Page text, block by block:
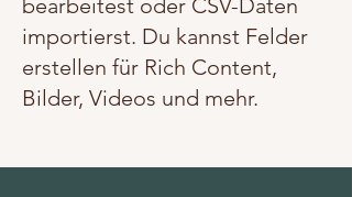
bearbeitest oder CSV-Daten
importierst. Du kannst Felder
erstellen für Rich Content,
Bilder, Videos und mehr.